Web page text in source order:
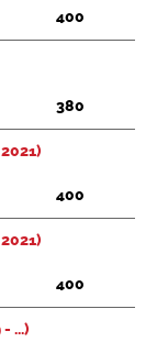
400
380
400
400
...)